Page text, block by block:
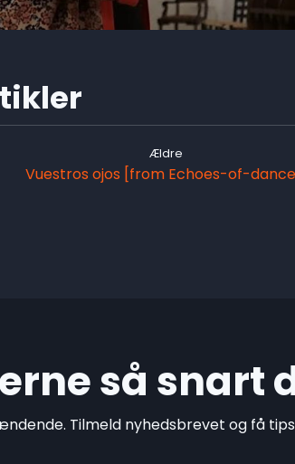
Ældre
Vuestros ojos [from Echoes-of-
så snart
Tilmeld nyhedsbrevet og få